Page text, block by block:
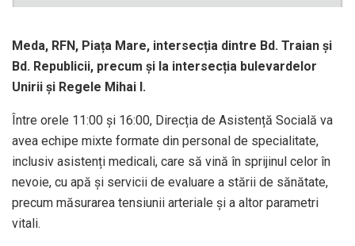
Meda, RFN, Piața Mare, intersecția dintre Bd. Traian și
Bd. Republicii, precum și la intersecția bulevardelor
Unirii și Regele Mihai I.
Între orele 11:00 și 16:00, Direcția de Asistență Socială va
avea echipe mixte formate din personal de specialitate,
inclusiv asistenți medicali, care să vină în sprijinul celor în
nevoie, cu apă și servicii de evaluare a stării de sănătate,
precum măsurarea tensiunii arteriale și a altor parametri
vitali.